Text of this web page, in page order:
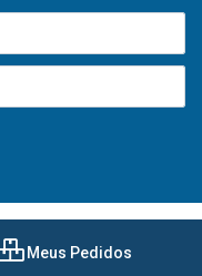
Meus Pedidos